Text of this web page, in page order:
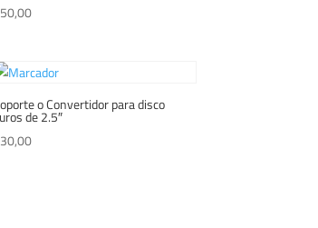
50,00
o Convertidor para disco
de 2.5″
30,00